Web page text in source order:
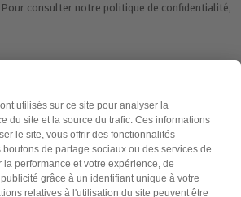
Pour consulter notre politique de confidentialité,
Accueil
de confidentialité